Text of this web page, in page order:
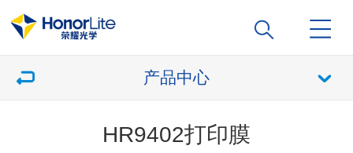
产品中心
HR9402打印膜